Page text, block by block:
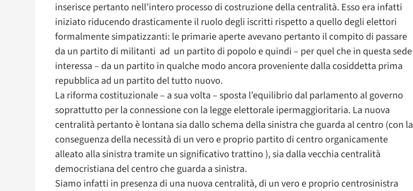
inserisce pertanto nell’intero processo di costruzione della centralità. Esso era infatti
iniziato riducendo drasticamente il ruolo degli iscritti rispetto a quello degli elettori
formalmente simpatizzanti: le primarie aperte avevano pertanto il compito di passare
da un partito di militanti ad un partito di popolo e quindi – per quel che in questa sede
interessa – da un partito in qualche modo ancora proveniente dalla cosiddetta prima
repubblica ad un partito del tutto nuovo.
La riforma costituzionale – a sua volta – sposta l’equilibrio dal parlamento al governo
soprattutto per la connessione con la legge elettorale ipermaggioritaria. La nuova
centralità pertanto è lontana sia dallo schema della sinistra che guarda al centro (con la
conseguenza della necessità di un vero e proprio partito di centro organicamente
alleato alla sinistra tramite un significativo trattino ), sia dalla vecchia centralità
democristiana del centro che guarda a sinistra.
Siamo infatti in presenza di una nuova centralità, di un vero e proprio centrosinistra